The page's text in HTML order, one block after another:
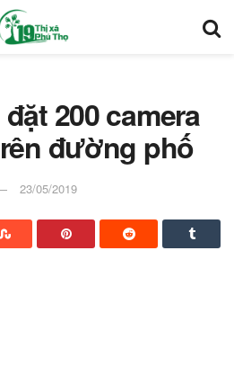
200 camera
đường phố
23/05/2019